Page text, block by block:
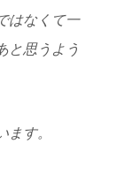
はなくて一
と思うよう
す。